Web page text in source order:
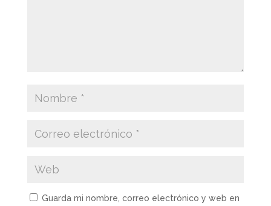
Guarda mi nombre, correo electrónico y web en